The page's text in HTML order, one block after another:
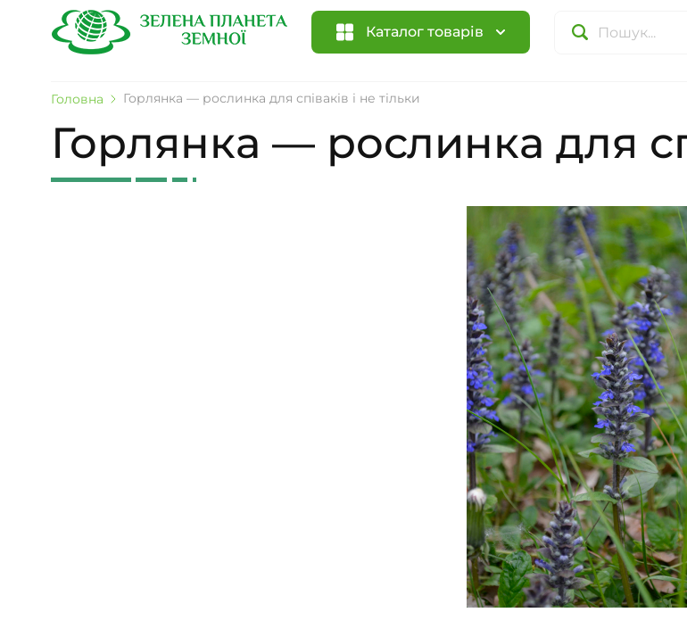
Каталог товарів
Головна Горлянка — рослинка для співаків і не тільки
Горлянка — рослинка для